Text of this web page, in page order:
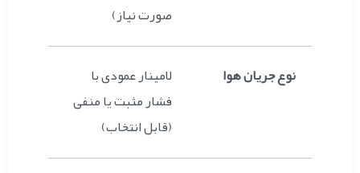
صورت نیاز)
نوع جریان هوا
لامینار عمودی با
فشار مثبت یا منفی
(قابل انتخاب)